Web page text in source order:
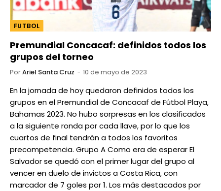
FUTBOL
Premundial Concacaf: definidos todos los
grupos del torneo
PorAriel Santa Cruz 10 de mayo de 2023
En la jornada de hoy quedaron definidos todos los
grupos en el Premundial de Concacaf de Fútbol Playa,
Bahamas 2023. No hubo sorpresas en los clasificados
a la siguiente ronda por cada llave, por lo que los
cuartos de final tendrán a todos los favoritos
precompetencia. Grupo A Como era de esperar El
Salvador se quedó con el primer lugar del grupo al
vencer en duelo de invictos a Costa Rica, con
marcador de 7 goles por 1. Los más destacados por